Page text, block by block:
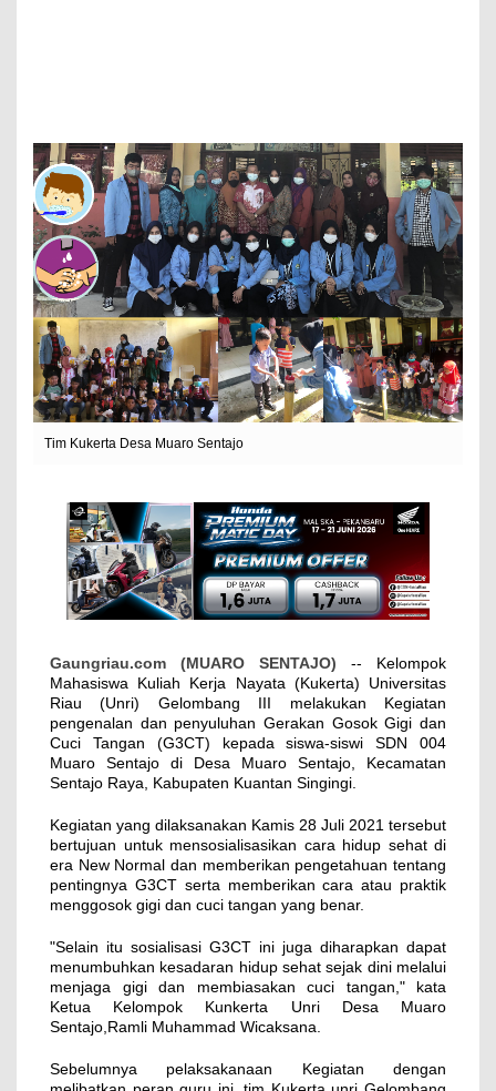
Tim Kukerta Desa Muaro Sentajo
Gaungriau.com (MUARO SENTAJO) -- Kelompok
Mahasiswa Kuliah Kerja Nayata (Kukerta) Universitas
Riau (Unri) Gelombang III melakukan Kegiatan
pengenalan dan penyuluhan Gerakan Gosok Gigi dan
Cuci Tangan (G3CT) kepada siswa-siswi SDN 004
Muaro Sentajo di Desa Muaro Sentajo, Kecamatan
Sentajo Raya, Kabupaten Kuantan Singingi.
Kegiatan yang dilaksanakan Kamis 28 Juli 2021 tersebut
bertujuan untuk mensosialisasikan cara hidup sehat di
era New Normal dan memberikan pengetahuan tentang
pentingnya G3CT serta memberikan cara atau praktik
menggosok gigi dan cuci tangan yang benar.
"Selain itu sosialisasi G3CT ini juga diharapkan dapat
menumbuhkan kesadaran hidup sehat sejak dini melalui
menjaga gigi dan membiasakan cuci tangan," kata
Ketua Kelompok Kunkerta Unri Desa Muaro
Sentajo,Ramli Muhammad Wicaksana.
Sebelumnya pelaksakanaan Kegiatan dengan